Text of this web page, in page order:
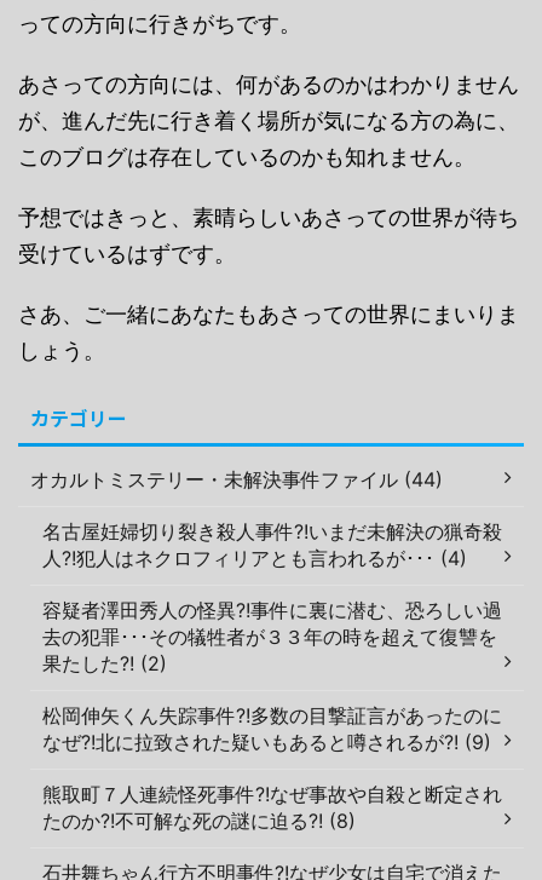
っての方向に行きがちです。
あさっての方向には、何があるのかはわかりません
が、進んだ先に行き着く場所が気になる方の為に、
このブログは存在しているのかも知れません。
予想ではきっと、素晴らしいあさっての世界が待ち
受けているはずです。
さあ、ご一緒にあなたもあさっての世界にまいりま
しょう。
カテゴリー
オカルトミステリー・未解決事件ファイル (44)
名古屋妊婦切り裂き殺人事件?!いまだ未解決の猟奇殺
人?!犯人はネクロフィリアとも言われるが･･･ (4)
容疑者澤田秀人の怪異?!事件に裏に潜む、恐ろしい過
去の犯罪･･･その犠牲者が３３年の時を超えて復讐を
果たした?! (2)
松岡伸矢くん失踪事件?!多数の目撃証言があったのに
なぜ?!北に拉致された疑いもあると噂されるが?! (9)
熊取町７人連続怪死事件?!なぜ事故や自殺と断定され
たのか?!不可解な死の謎に迫る?! (8)
石井舞ちゃん行方不明事件?!なぜ少女は自宅で消えた